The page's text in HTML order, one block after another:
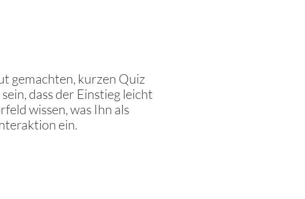
gemachten, kurzen Quiz
dass der Einstieg leicht
wissen, was Ihn als
ein.